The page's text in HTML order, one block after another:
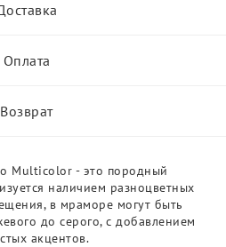
Оплата
Возврат
Multicolor - это породный
наличием разноцветных
в мраморе могут быть
до серого, с добавлением
акцентов.